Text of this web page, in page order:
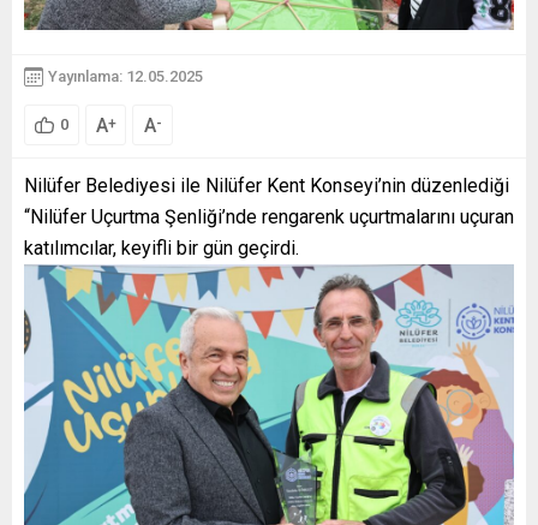
Yayınlama: 12.05.2025
0 A+ A-
Nilüfer Belediyesi ile Nilüfer Kent Konseyi’nin düzenlediği
“Nilüfer Uçurtma Şenliği’nde rengarenk uçurtmalarını uçuran
katılımcılar, keyifli bir gün geçirdi.